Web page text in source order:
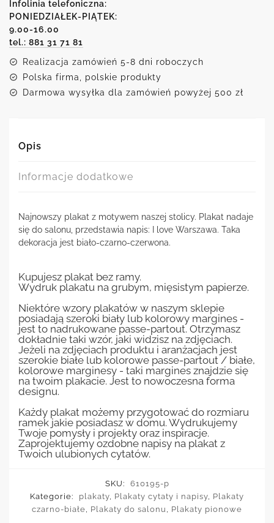
jako
napis
plakatu
Infolinia telefoniczna:
PONIEDZIAŁEK-PIĄTEK:
9.00-16.00
tel.: 881 31 71 81
Realizacja zamówień 5-8 dni roboczych
Polska firma, polskie produkty
Darmowa wysyłka dla zamówień powyżej 500 zł
Opis
Informacje dodatkowe
Najnowszy plakat z motywem naszej stolicy. Plakat nadaje
się do salonu, przedstawia napis: I love Warszawa. Taka
dekoracja jest biało-czarno-czerwona.
Kupujesz plakat bez ramy.
Wydruk plakatu na grubym, mięsistym papierze.
Niektóre wzory plakatów w naszym sklepie
posiadają szeroki biały lub kolorowy margines -
jest to nadrukowane passe-partout. Otrzymasz
dokładnie taki wzór, jaki widzisz na zdjęciach.
Jeżeli na zdjęciach produktu i aranżacjach jest
szerokie białe lub kolorowe passe-partout / białe,
kolorowe marginesy - taki margines znajdzie się
na twoim plakacie. Jest to nowoczesna forma
designu.
Każdy plakat możemy przygotować do rozmiaru
ramek jakie posiadasz w domu. Wydrukujemy
Twoje pomysły i projekty oraz inspiracje.
Zaprojektujemy ozdobne napisy na plakat z
Twoich ulubionych cytatów.
SKU:
610195-p
Kategorie:
plakaty, Plakaty cytaty i napisy, Plakaty
czarno-białe, Plakaty do salonu , Plakaty pionowe